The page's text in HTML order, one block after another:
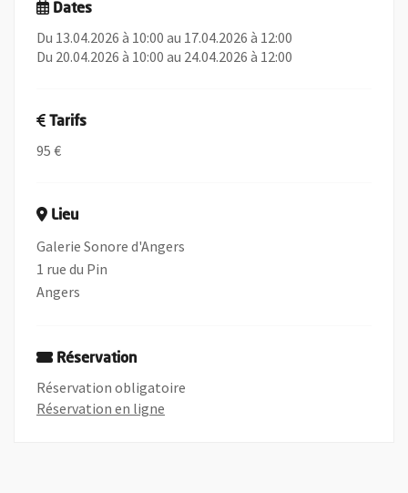
Dates
Du 13.04.2026 à 10:00 au 17.04.2026 à 12:00
Du 20.04.2026 à 10:00 au 24.04.2026 à 12:00
Tarifs
95 €
Lieu
Galerie Sonore d'Angers
1 rue du Pin
Angers
Réservation
Réservation obligatoire
Réservation en ligne